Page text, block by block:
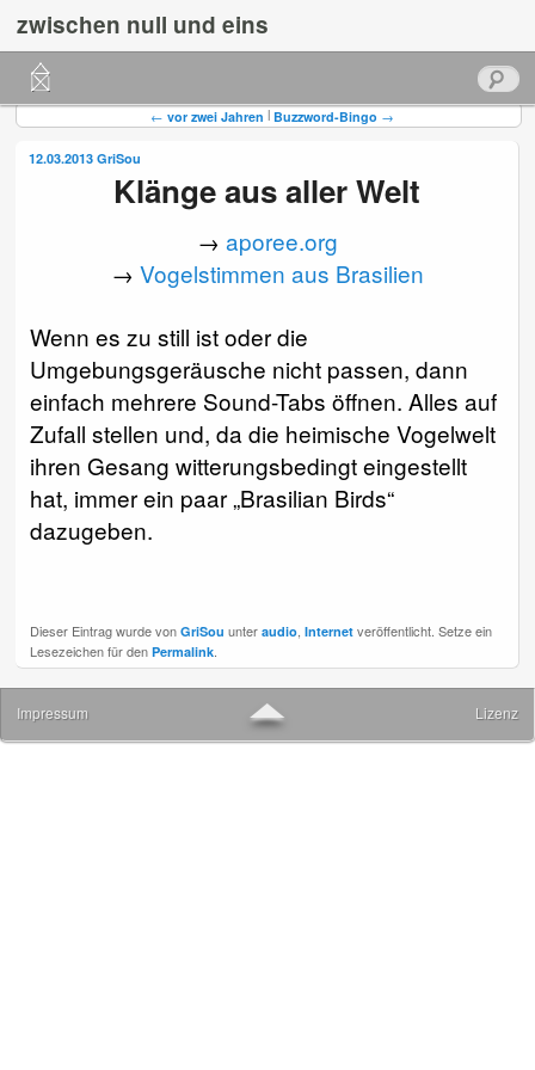
zwischen null und eins
Hauptmenü
Zum
primären
Zum
sekundären
Suchen
← vor zwei Jahren | Buzzword-Bingo →
Klänge aus aller Welt
12.03.2013 GriSou
→ aporee.org
→ Vogelstimmen aus Brasilien
Wenn es zu still ist oder die
Umgebungsgeräusche nicht passen, dann
einfach mehrere Sound-Tabs öffnen. Alles auf
Zufall stellen und, da die heimische Vogelwelt
ihren Gesang witterungsbedingt eingestellt
hat, immer ein paar „Brasilian Birds“
dazugeben.
Dieser Eintrag wurde vonGriSou unteraudio ,Internet veröffentlicht. Setze ein
Lesezeichen für denPermalink
Impressum ▲ Lizenz